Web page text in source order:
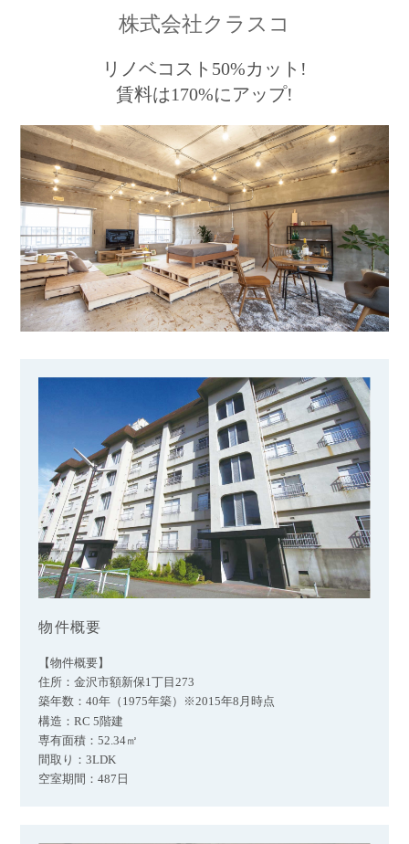
株式会社クラスコ
リノベコスト50%カット!
賃料は170%にアップ!
物件概要
【物件概要】
住所：金沢市額新保1丁目273
築年数：40年（1975年築）※2015年8月 時点
構造：RC 5階建
専有面積：52.34㎡
間取り：3LDK
空室期間：487日